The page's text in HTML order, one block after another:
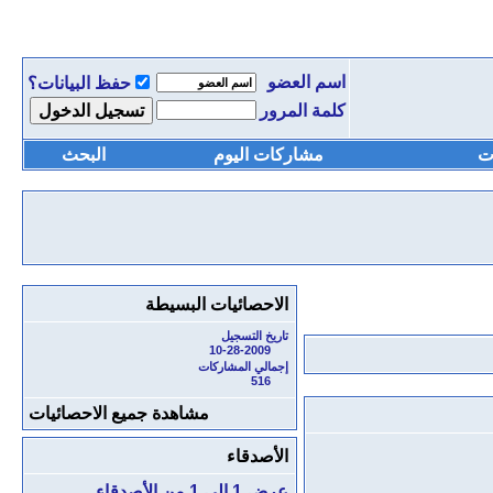
اسم العضو
حفظ البيانات؟
كلمة المرور
مشاركات اليوم البحث
الاحصائيات البسيطة
تاريخ التسجيل
10-28-2009
إجمالي المشاركات
516
مشاهدة جميع الاحصائيات
الأصدقاء